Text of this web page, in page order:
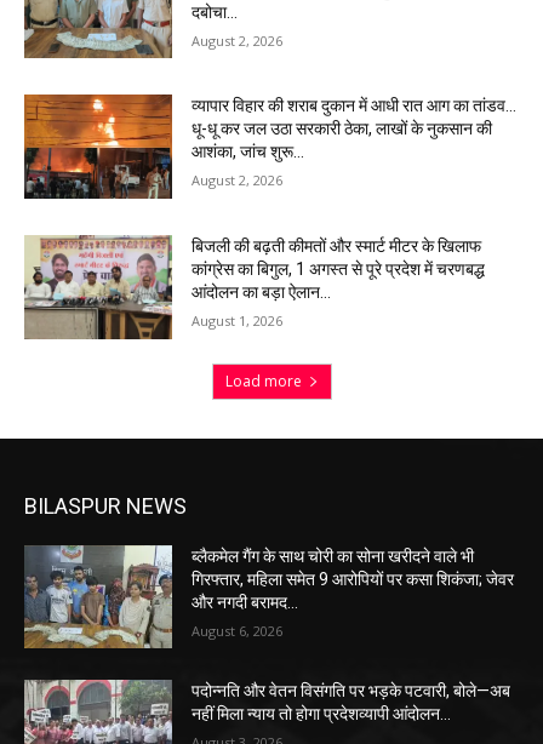
दबोचा…
August 2, 2026
व्यापार विहार की शराब दुकान में आधी रात आग का तांडव…
धू-धू कर जल उठा सरकारी ठेका, लाखों के नुकसान की
आशंका, जांच शुरू…
August 2, 2026
बिजली की बढ़ती कीमतों और स्मार्ट मीटर के खिलाफ
कांग्रेस का बिगुल, 1 अगस्त से पूरे प्रदेश में चरणबद्ध
आंदोलन का बड़ा ऐलान…
August 1, 2026
Load more
BILASPUR NEWS
ब्लैकमेल गैंग के साथ चोरी का सोना खरीदने वाले भी
गिरफ्तार, महिला समेत 9 आरोपियों पर कसा शिकंजा; जेवर
और नगदी बरामद…
August 6, 2026
पदोन्नति और वेतन विसंगति पर भड़के पटवारी, बोले—अब
नहीं मिला न्याय तो होगा प्रदेशव्यापी आंदोलन…